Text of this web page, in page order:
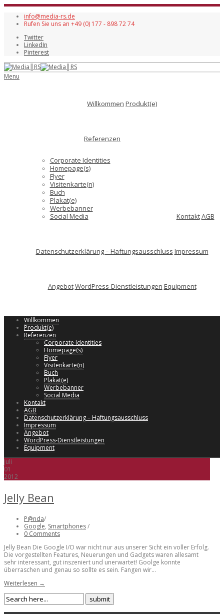
info@media-rs.de
Rufen Sie uns an +49 (0) 177 - 898 72 74
Twitter
LinkedIn
Pinterest
Menu
Willkommen Produkt(e)
Referenzen
Corporate Identities
Homepage(s)
Flyer
Visitenkarte(n)
Buch
Plakat(e)
Werbebanner
Social Media
KontaktAGB
Datenschutzerklärung – Haftungsausschluss Impressum
AngebotWordPress-Dienstleistungen Equipment
Willkommen
Produkt(e)
Referenzen
Corporate Identities
Homepage(s)
Flyer
Visitenkarte(n)
Buch
Plakat(e)
Werbebanner
Social Media
Kontakt
AGB
Datenschutzerklärung – Haftungsausschluss
Impressum
Angebot
WordPress-Dienstleistungen
Equipment
Juli
01
2012
Jelly Bean
P@nda/
Google, Smartphones/
0 Comments
Jelly Bean Die Google I/O war nicht nur aus unserer Sicht ein voller Erfolg.
Die vorgestellten Features, Neuerungen und Gadgets waren allesamt
sehr interessant, gut inszeniert und unerwartet! Goolge konnte
überraschen und genau so sollte es sein. Fangen wir...
Weiterlesen →